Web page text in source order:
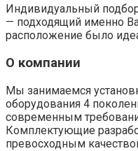
Индивидуальный
— подходящий именно
расположение было
О компании
Мы занимаемся
оборудования 4
современным
Комплектующие
превосходным